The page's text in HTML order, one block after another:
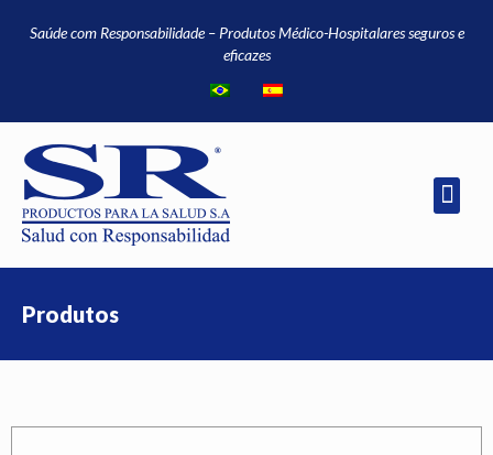
Saúde com Responsabilidade – Produtos Médico-Hospitalares seguros e
eficazes
Produtos